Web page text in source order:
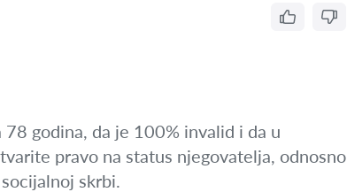
godina, da je 100% invalid i da u
pravo na status njegovatelja, odnosno
skrbi.